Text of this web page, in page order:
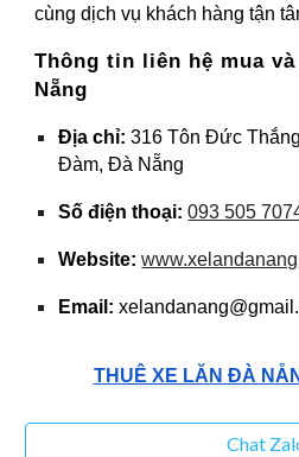
cùng dịch vụ khách hàng tận
Thông tin liên hệ mua
Nẵng
Địa chỉ: 316 Tôn Đức
Đàm, Đà Nẵng
Số điện thoại: 093 505
Website:
Email:
THUÊ XE LĂN ĐÀ
Chat